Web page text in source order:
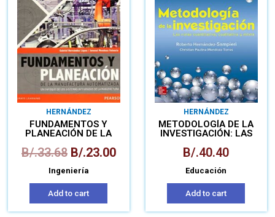
HERNÁNDEZ
FUNDAMENTOS Y
PLANEACIÓN DE LA
AUTOMATIZADA
B/.33.68 B/.23.00
Ingeniería
Add to cart
HERNÁNDEZ
METODOLOGÍA DE LA
INVESTIGACIÓN: LAS
CUALITATIVA Y MIXTA
B/.40.40
Educación
Add to cart